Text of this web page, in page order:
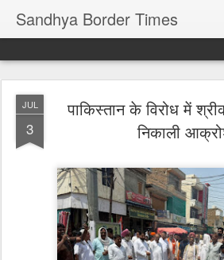
Sandhya Border Times
JUL
3
पाकिस्तान के विरोध में
निकाली